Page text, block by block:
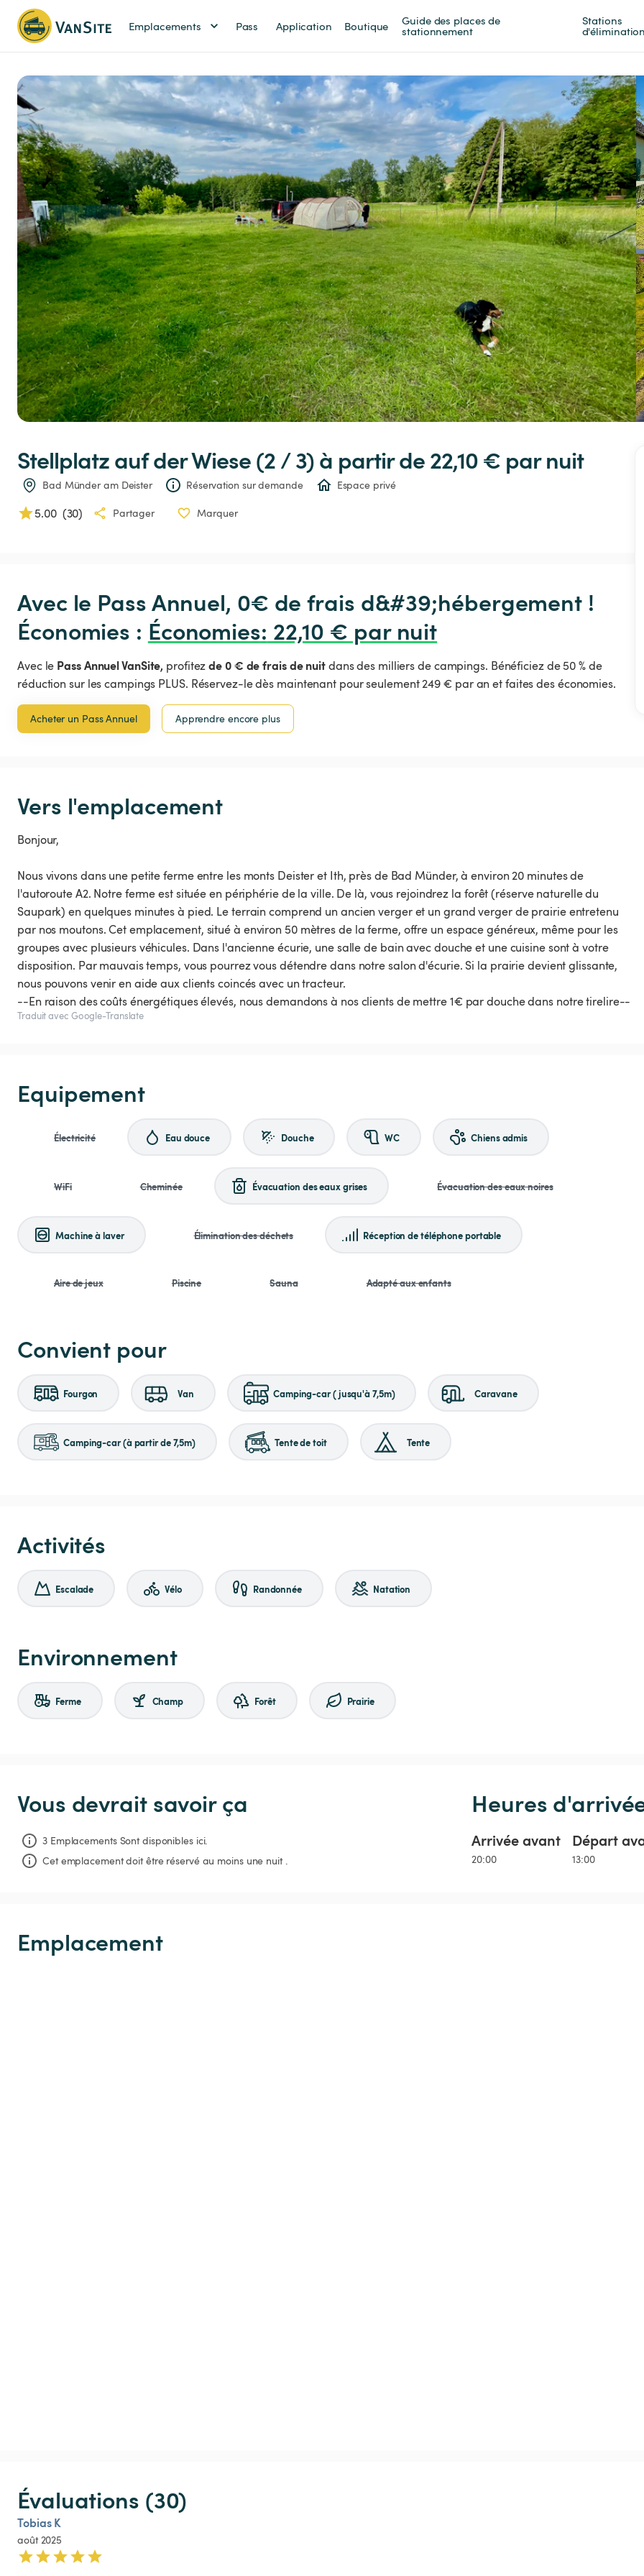
Emplacements Pass Application Boutique Guide des places de
stationnement
Stations
d'élimination
StellplatzaufderWiese(2 / 3) à partir de 22,10 € par nuit
Bad Münder am Deister Réservation sur demande Espace privé
5.00 (30) Partager Marquer
Avec le Pass Annuel, 0€ de frais d&#39;hébergement !
Économies : Économies: 22,10 € par nuit
Avec le Pass Annuel VanSite, profitezde 0 € de frais de nuitdans des milliers de campings. Bénéficiez de 50 % de
réduction sur les campings PLUS. Réservez-le dès maintenant pour seulement 249 € par an et faites des économies.
Acheter un Pass Annuel Apprendre encore plus
Vers l'emplacement
Bonjour,
Nous vivons dans une petite ferme entre les monts Deister et Ith, près de Bad Münder, à environ 20 minutes de
l'autoroute A2. Notre ferme est située en périphérie de la ville. De là, vous rejoindrez la forêt (réserve naturelle du
Saupark) en quelques minutes à pied. Le terrain comprend un ancien verger et un grand verger de prairie entretenu
par nos moutons. Cet emplacement, situé à environ 50 mètres de la ferme, offre un espace généreux, même pour les
groupes avec plusieurs véhicules. Dans l'ancienne écurie, une salle de bain avec douche et une cuisine sont à votre
disposition. Par mauvais temps, vous pourrez vous détendre dans notre salon d'écurie. Si la prairie devient glissante,
nous pouvons venir en aide aux clients coincés avec un tracteur.
--En raison des coûts énergétiques élevés, nous demandons à nos clients de mettre 1€ par douche dans notre tirelire--
Traduit avec Google-Translate
Equipement
Électricité Eau douce Douche WC Chiens admis
WiFi Cheminée Évacuation des eaux grises Évacuation des eaux noires
Machine à laver Élimination des déchets Réception de téléphone portable
Aire de jeux Piscine Sauna Adapté aux enfants
Convient pour
Fourgon Van Camping-car (jusqu'à 7,5m) Caravane
Camping-car (à partir de 7,5m) Tente de toit Tente
Activités
Escalade Vélo Randonnée Natation
Environnement
Ferme Champ Forêt Prairie
Vous devrait savoir ça
3 Emplacements Sont disponibles ici.
Cet emplacement doit être réservé au moins une nuit .
Heures
Arrivée avant
20:00
Départ
13:00
Emplacement
Évaluations (30)
Tobias K
août 2025